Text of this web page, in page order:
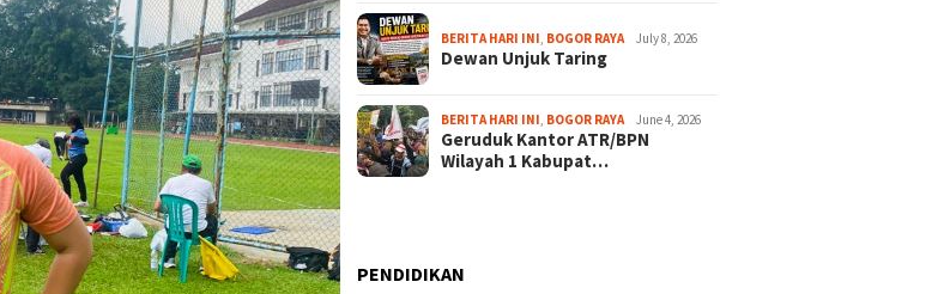
BERITA HARI INI BOGOR RAYA July 8, 2026
Dewan Unjuk Taring
BERITA HARI INI BOGOR RAYA June 4, 2026
Geruduk Kantor ATR/BPN
Wilayah 1 Kabupat…
PENDIDIKAN